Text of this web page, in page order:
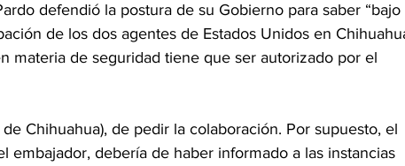
defendió la postura de su Gobierno para saber “bajo
de los dos agentes de Estados Unidos en
materia de seguridad tiene que ser autorizado por el
Chihuahua), de pedir la colaboración. Por supuesto, el
embajador, debería de haber informado a las instancias